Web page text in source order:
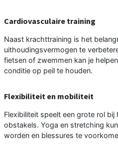
Cardiovasculaire training
Naast krachttraining is het
uithoudingsvermogen te
fietsen of zwemmen kan je
conditie op peil te houden.
Flexibiliteit en mobiliteit
Flexibiliteit speelt een grote rol
obstakels. Yoga en stretching
worden en blessures te